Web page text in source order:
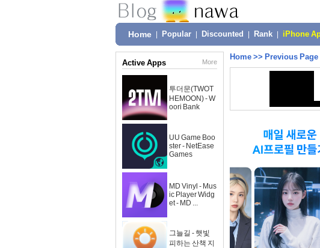
Home Popular Discounted Rank iPhone
Active Apps More
투더문(TWOT
HEMOON) - W
oori Bank
UU Game Boo
ster - NetEase
Games
MD Vinyl - Mus
ic Player Widg
et - MD ...
그늘길 - 햇빛
피하는 산책 지
Home >> Previous Page